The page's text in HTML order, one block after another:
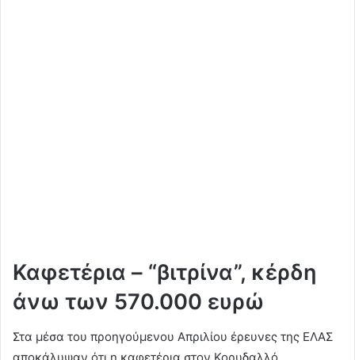
Καφετέρια – “βιτρίνα”, κέρδη
άνω των 570.000 ευρώ
Στα μέσα του προηγούμενου Απριλίου έρευνες της ΕΛΑΣ